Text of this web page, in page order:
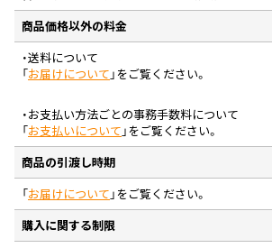
商品価格以外の料金
・送料について
「お届けについて 」をご覧ください。
・お支払い方法ごとの事務手数料について
「お支払いについて 」をご覧ください。
商品の引渡し時期
「お届けについて 」をご覧ください。
購入に関する制限